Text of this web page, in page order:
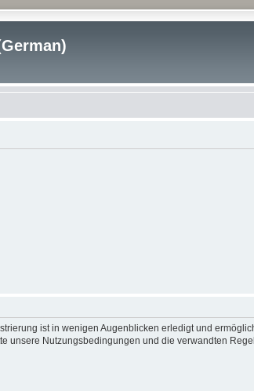
ist in wenigen Augenblicken erledigt und
unsere Nutzungsbedingungen und die verwandten